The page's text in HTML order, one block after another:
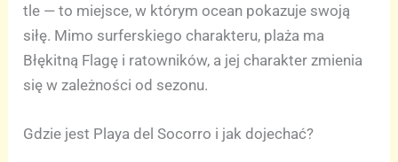
tle — to miejsce, w którym ocean pokazuje swoją
siłę. Mimo surferskiego charakteru, plaża ma
Błękitną Flagę i ratowników, a jej charakter zmienia
się w zależności od sezonu.
Gdzie jest Playa del Socorro i jak dojechać?